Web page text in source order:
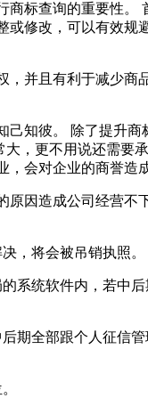
标查询的重要性。
修改，可以有效规
并且有利于减少商
知彼。 除了提升
，更不用说还需要
会对企业的商誉造
因造成公司经营不
，将会被吊销执照。
系统软件内，若中
期全部跟个人征信